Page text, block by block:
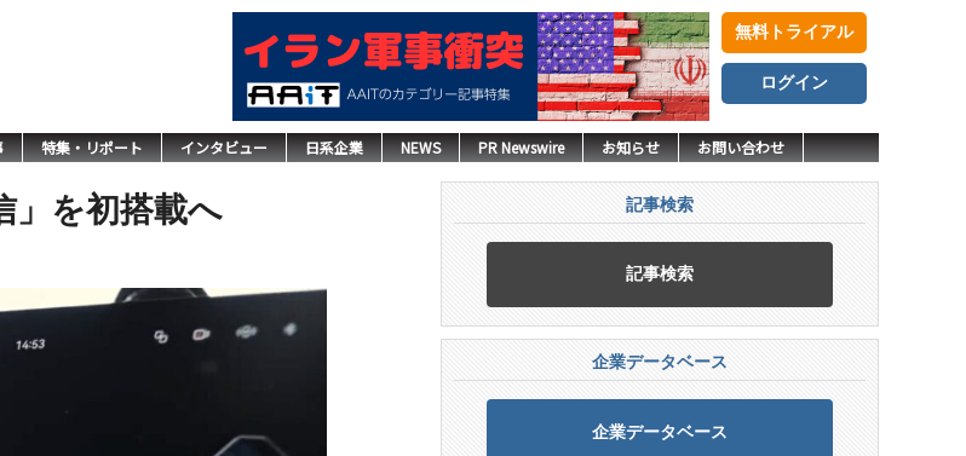
無料トライアル
ログイン
特集・リポート インタビュー 日系企業 NEWS PR Newswire お知らせ お問い合わせ
」を初搭載へ 記事検索
記事検索
企業データベース
企業データベース